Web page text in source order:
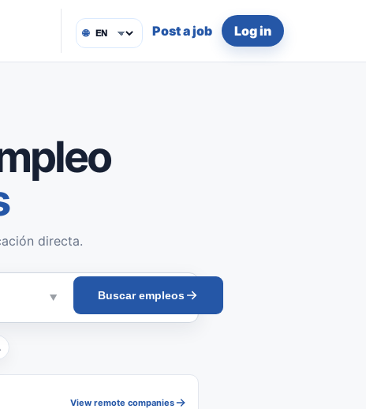
🌐 Post a job Log in
directa.
Buscar empleos
View remote companies